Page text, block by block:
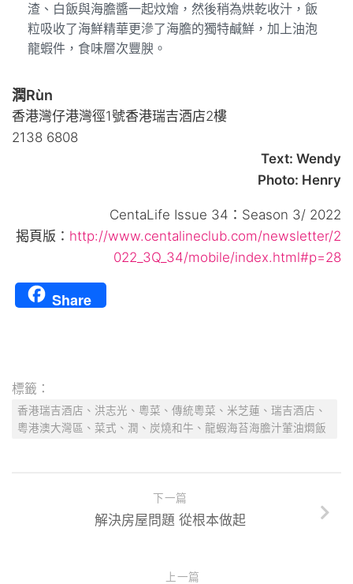
渣、白飯與海膽醬一起炆燴，然後稍為烘乾收汁，飯
粒吸收了海鮮精華更滲了海膽的獨特鹹鮮，加上油泡
龍蝦件，食味層次豐腴。
潤Rùn
香港灣仔港灣徑1號香港瑞吉酒店2樓
2138 6808
Text: Wendy
Photo: Henry
CentaLife Issue 34：Season 3/ 2022
揭頁版： http://www.centalineclub.com/newsletter/2
022_3Q_34/mobile/index.html#p=28
Share
標籤：
香港瑞吉酒店、洪志光、粵菜、傳統粵菜、米芝蓮、瑞吉酒店、
粵港澳大灣區、菜式、潤、炭燒和牛、龍蝦海苔海膽汁葷油燜飯
下一篇
解決房屋問題 從根本做起
上一篇